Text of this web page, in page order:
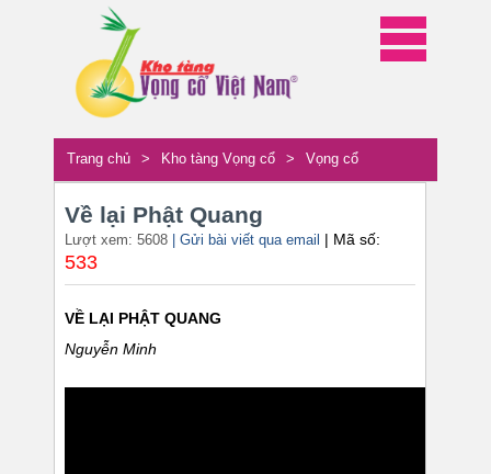
Trang chủ > Kho tàng Vọng cổ > Vọng cổ
Về lại Phật Quang
Lượt xem: 5608 | Gửi bài viết qua email | Mã số:
533
VỀ LẠI PHẬT QUANG
Nguyễn Minh